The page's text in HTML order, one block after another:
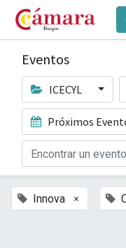
Eventos
ICECYL
Próximos
Innova ×